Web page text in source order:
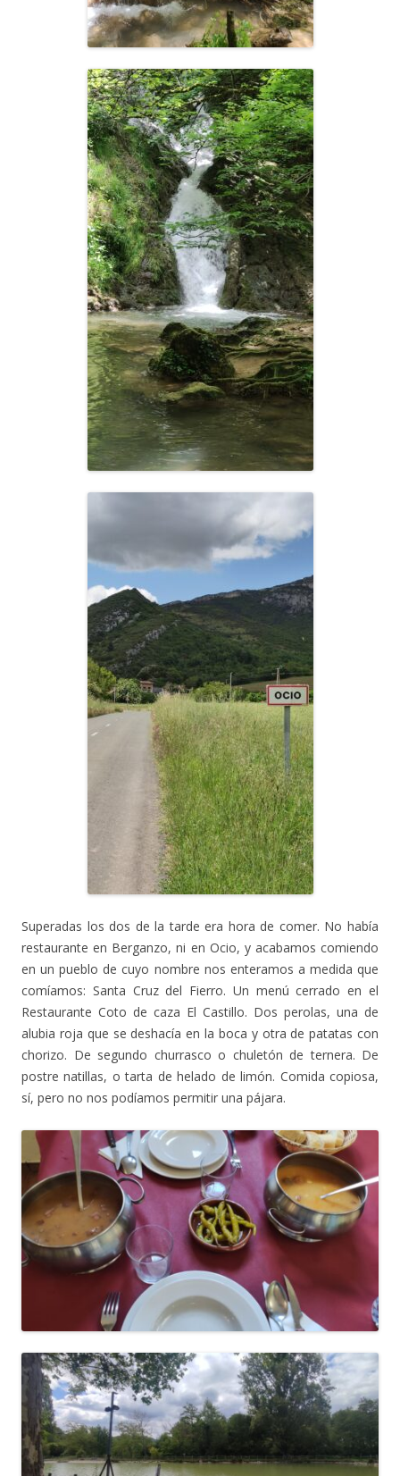
Superadas los dos de la tarde era hora de comer. No había
restaurante en Berganzo, ni en Ocio, y acabamos comiendo
en un pueblo de cuyo nombre nos enteramos a medida que
comíamos: Santa Cruz del Fierro. Un menú cerrado en el
Restaurante Coto de caza El Castillo. Dos perolas, una de
alubia roja que se deshacía en la boca y otra de patatas con
chorizo. De segundo churrasco o chuletón de ternera. De
postre natillas, o tarta de helado de limón. Comida copiosa,
sí, pero no nos podíamos permitir una pájara.